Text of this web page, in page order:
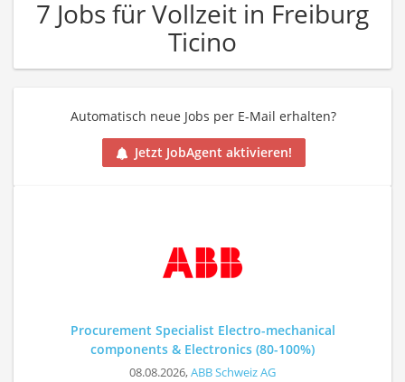
7 Jobs für Vollzeit in Freiburg
Ticino
Automatisch neue Jobs per E-Mail erhalten?
Jetzt JobAgent aktivieren!
Procurement Specialist Electro-mechanical
components & Electronics (80-100%)
08.08.2026,ABB Schweiz AG